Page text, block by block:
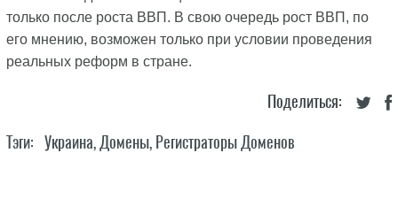
только после роста ВВП. В свою очередь рост ВВП, по
его мнению, возможен только при условии проведения
реальных реформ в стране.
Поделиться:
Тэги: Украина, Домены, Регистраторы Доменов